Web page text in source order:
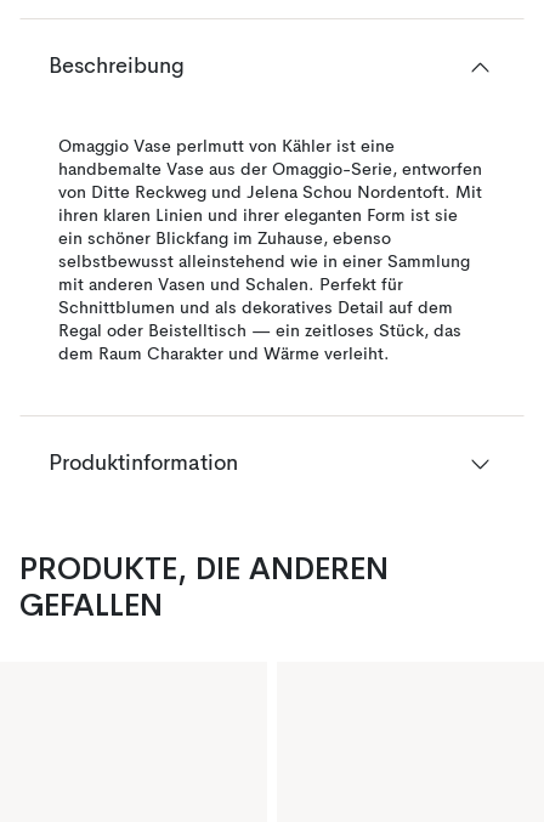
Beschreibung
Omaggio Vase perlmutt von Kähler ist eine
handbemalte Vase aus der Omaggio-Serie, entworfen
von Ditte Reckweg und Jelena Schou Nordentoft. Mit
ihren klaren Linien und ihrer eleganten Form ist sie
ein schöner Blickfang im Zuhause, ebenso
selbstbewusst alleinstehend wie in einer Sammlung
mit anderen Vasen und Schalen. Perfekt für
Schnittblumen und als dekoratives Detail auf dem
Regal oder Beistelltisch — ein zeitloses Stück, das
dem Raum Charakter und Wärme verleiht.
Produktinformation
PRODUKTE, DIE ANDEREN
GEFALLEN